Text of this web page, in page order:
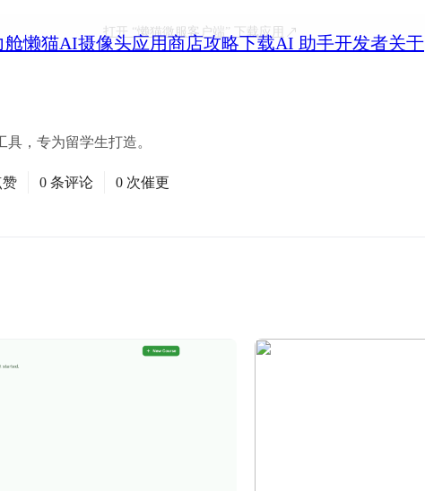
舱懒猫AI摄像头应用商店攻略下载AI 助手开发者关于
打开 “懒猫微服客户端”下载应用
，专为留学生打造。
赞 0 条评论 0 次催更